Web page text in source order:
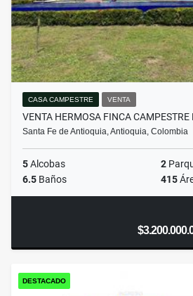
CASA CAMPESTRE VENTA
VENTA HERMOSA FINCA CAMPESTRE
Santa Fe de Antioquia, Antioquia, Colombia
5Alcobas 2
6.5 Baños 415
DESTACADO